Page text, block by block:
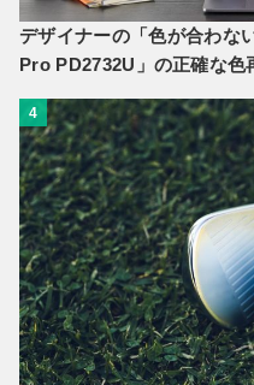
デザイナーの「色が合わな
Pro PD2732U」の正確な色
4